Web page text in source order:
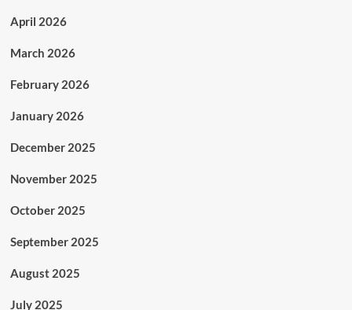
April 2026
March 2026
February 2026
January 2026
December 2025
November 2025
October 2025
September 2025
August 2025
July 2025